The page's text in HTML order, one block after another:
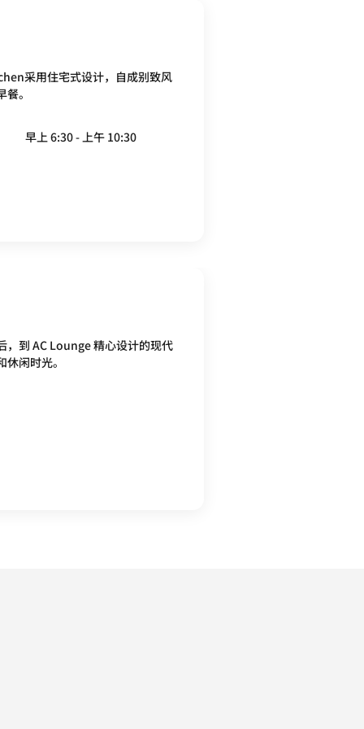
采用住宅式设计，自成别致风
。
早上 6:30 - 上午 10:30
，到 AC Lounge 精心设计的现代
闲时光。